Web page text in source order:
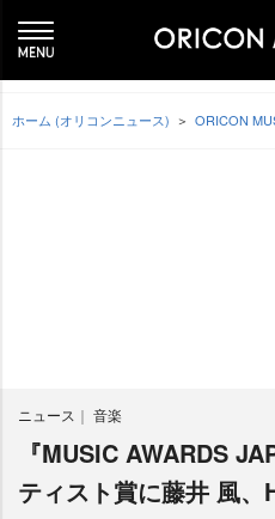
ホーム (オリコンニュース) ORICON
ニュース 音楽
『MUSIC AWARDS
ティスト賞に藤井 風